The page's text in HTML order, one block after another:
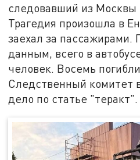
следовавший из Москвы
Трагедия произошла в
заехал за
данным, всего в
человек. Восемь
Следственный комитет
дело по статье "теракт".